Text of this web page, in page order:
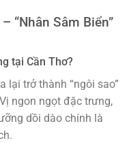
“Nhân Sâm Biển”
tại Cần Thơ?
lại trở thành “ngôi sao”
ngon ngọt đặc trưng,
dồi dào chính là